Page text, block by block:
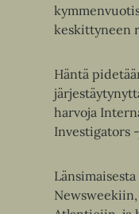
keskittyneen
Häntä
harvoja
Investigators